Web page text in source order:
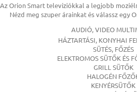
Az Orion Smart televíziókkal a legjobb
Nézd meg szuper árainkat és válassz egy
AUDIÓ, VIDEO
HÁZTARTÁSI, KONYHAI
SÜTÉS, FŐZÉS
ELEKTROMOS SÜTŐK ÉS
GRILL SÜTŐK
HALOGÉN
KENYÉRSÜTŐK